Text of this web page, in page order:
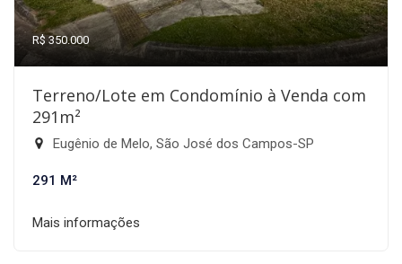
R$ 350.000
Terreno/Lote em Condomínio à Venda com
291m²
Eugênio de Melo, São José dos Campos-SP
291 M²
Mais informações